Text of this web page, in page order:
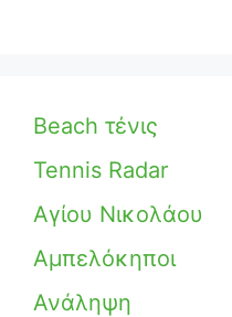
Beach τένις
Tennis Radar
Αγίου Νικολάου
Αμπελόκηποι
Ανάληψη